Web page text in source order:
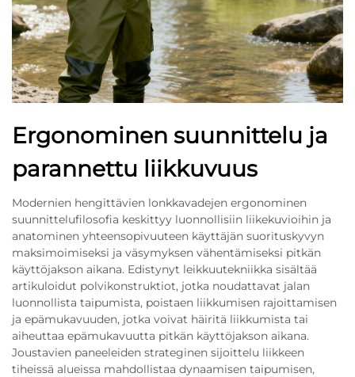
Ergonominen suunnittelu ja
parannettu liikkuvuus
Modernien hengittävien lonkkavadejen ergonominen
suunnittelufilosofia keskittyy luonnollisiin liikekuvioihin ja
anatominen yhteensopivuuteen käyttäjän suorituskyvyn
maksimoimiseksi ja väsymyksen vähentämiseksi pitkän
käyttöjakson aikana. Edistynyt leikkuutekniikka sisältää
artikuloidut polvikonstruktiot, jotka noudattavat jalan
luonnollista taipumista, poistaen liikkumisen rajoittamisen
ja epämukavuuden, jotka voivat häiritä liikkumista tai
aiheuttaa epämukavuutta pitkän käyttöjakson aikana.
Joustavien paneeleiden strateginen sijoittelu liikkeen
tiheissä alueissa mahdollistaa dynaamisen taipumisen,